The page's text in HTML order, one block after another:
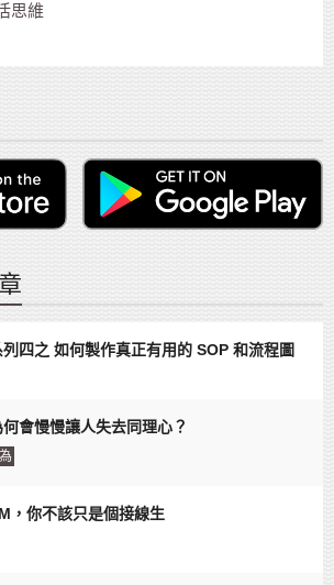
思維
四之 如何製作真正有用的 SOP 和流程圖
會慢慢讓人失去同理心？
，你不該只是個接線生